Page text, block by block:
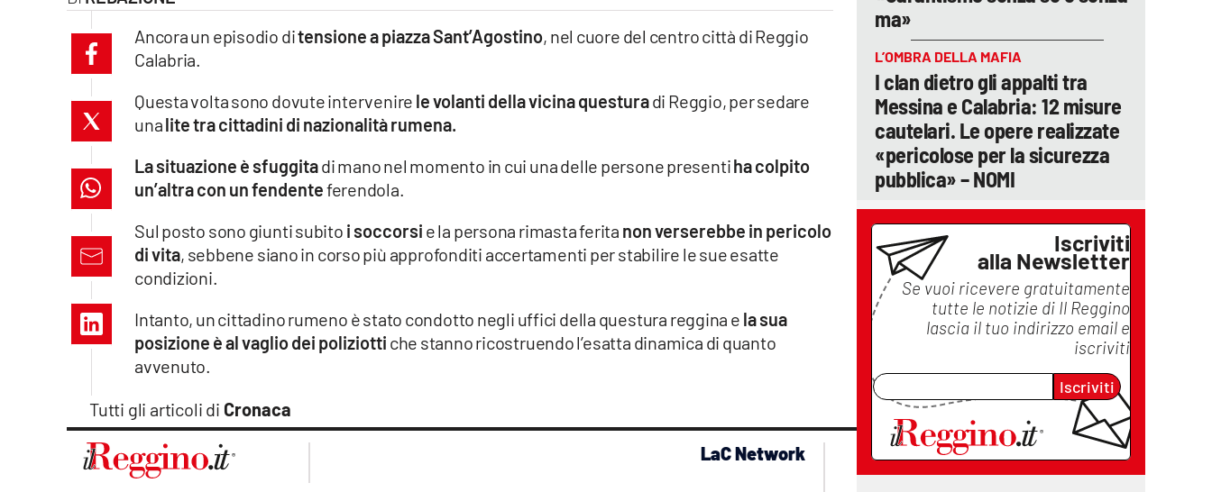
ilvibonese.it
catanzarochannel.it
lacapitalenews.it
Vai
Tutti gli articoli di Cronaca
Ancora un episodio ditensione a piazza Sant’Agostino, nel cuore del centro città di Reggio
Calabria.
Questa volta sono dovute intervenire le volanti della vicina questuradi Reggio, per sedare
unalite tra cittadini di nazionalità rumena.
La situazione è sfuggitadi mano nel momento in cui una delle persone presentiha colpito
un’altra con un fendenteferendola.
Sul posto sono giunti subito i soccorsi e la persona rimasta ferita non verserebbe in pericolo
di vita, sebbene siano in corso più approfonditi accertamenti per stabilire le sue esatte
condizioni.
Intanto, un cittadino rumeno è stato condotto negli uffici della questura reggina e la sua
posizione è al vaglio dei poliziotti che stanno ricostruendo l’esatta dinamica di quanto
avvenuto.
ma»
L’OMBRA DELLA MAFIA
I clan dietro gli appalti tra
Messina e Calabria: 12 misure
cautelari. Le opere realizzate
«pericolose per la sicurezza
pubblica» – NOMI
Iscriviti
alla Newsletter
Se vuoi ricevere gratuitamente
tutte le notizie di Il Reggino
lascia il tuo indirizzo email e
iscriviti
Iscriviti
LaC Network
lacplay.it
lactv.it
lacitymag.it
lacapitalenews.it